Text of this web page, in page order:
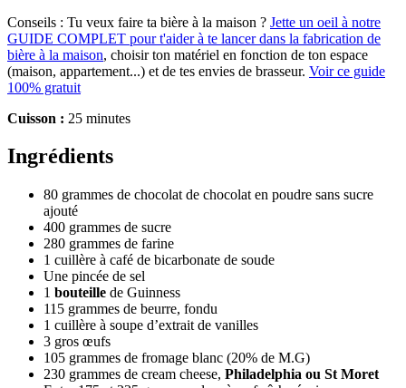
Conseils : Tu veux faire ta bière à la maison ? Jette un oeil à notre
GUIDE COMPLET pour t'aider à te lancer dans la fabrication de
bière à la maison, choisir ton matériel en fonction de ton espace
(maison, appartement...) et de tes envies de brasseur. Voir ce guide
100% gratuit
Cuisson : 25 minutes
Ingrédients
80 grammes de chocolat de chocolat en poudre sans sucre
ajouté
400 grammes de sucre
280 grammes de farine
1 cuillère à café de bicarbonate de soude
Une pincée de sel
1 bouteille de Guinness
115 grammes de beurre, fondu
1 cuillère à soupe d’extrait de vanilles
3 gros œufs
105 grammes de fromage blanc (20% de M.G)
230 grammes de cream cheese, Philadelphia ou St Moret